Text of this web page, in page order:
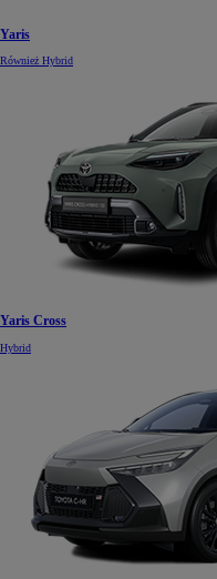
Yaris
Również Hybrid
Yaris Cross
Hybrid